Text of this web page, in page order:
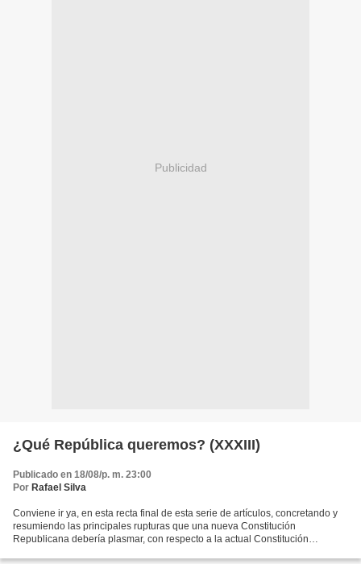
Publicidad
¿Qué República queremos? (XXXIII)
Publicado en 18/08/p. m. 23:00
Por Rafael Silva
Conviene ir ya, en esta recta final de esta serie de artículos, concretando y
resumiendo las principales rupturas que una nueva Constitución
Republicana debería plasmar, con respecto a la actual Constitución